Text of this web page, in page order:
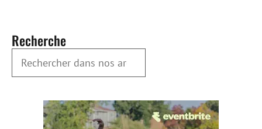
Recherche
Rechercher dans nos archives